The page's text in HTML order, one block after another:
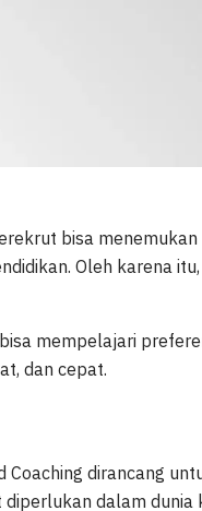
bisa
Oleh karena
bisa mempelajari
dan cepat.
Coaching dirancang
dalam